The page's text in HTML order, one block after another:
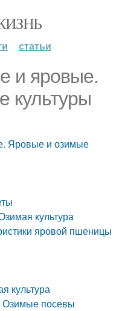
статьи
и яровые.
культуры
Яровые и озимые
культура
яровой пшеницы
культура
Озимые посевы